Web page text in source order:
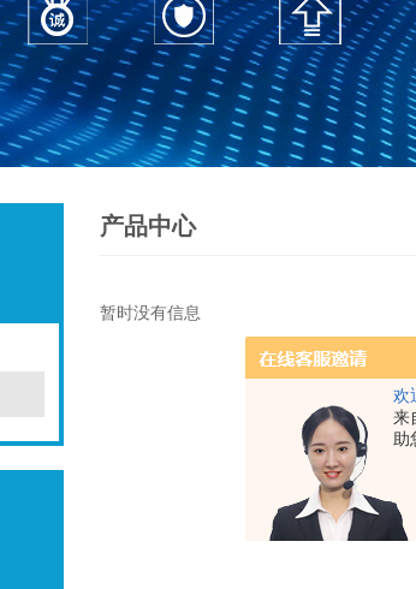
欢
来
助
产品中心
暂时没有信息
共 0 条